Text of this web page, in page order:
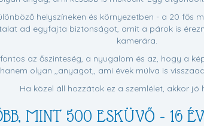
helyszíneken és környezetben - a 20 fős
ad egyfajta biztonságot, amit a párok is
kamerára.
az őszinteség, a nyugalom és az, hogy a
hanem olyan ,,anyagot,, ami évek múlva is
Ha közel áll hozzátok ez a szemlélet, akkor jó
MINT 500 ESKÜVŐ - 16